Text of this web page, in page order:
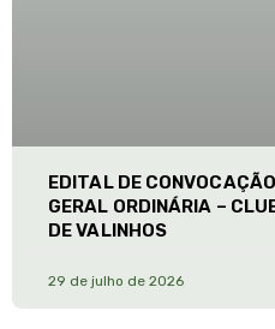
EDITAL DE
GERAL ORDINÁRIA –
DE VALINHOS
29 de julho de 2026